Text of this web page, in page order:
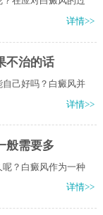
详情>>
不治的话
己好吗？白癜风并
详情>>
般需要多
？白癜风作为一种
详情>>